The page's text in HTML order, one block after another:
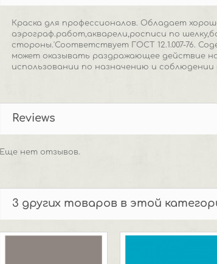
Краска для профессионалов. Обладает
аэрограф.работ,акварели,росписи по
стороны.'Соответствует ГОСТ 12.1.007-76.
может оказывать раздражающее действие
использовании по назначению и соблюдении
Reviews
Еще нет отзывов.
3 других товаров в этой